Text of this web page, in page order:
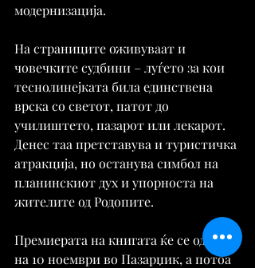
модернизација.
На страниците оживуваат и
човечките судбини – луѓето за кои
теснолинејката била единствена
врска со светот, патот до
училиштето, пазарот или лекарот.
Денес таа претставува и туристичка
атракција, но останува симбол на
планинскиот дух и упорноста на
жителите од Родопите.
Премиерата на книгата ќе се одржи
на 10 ноември во Пазарџик, а потоа